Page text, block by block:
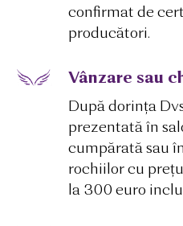
confirmat de
producători.
Vânzare sau
După dorința
prezentată în
cumpărată sau
rochiilor cu
la 300 euro